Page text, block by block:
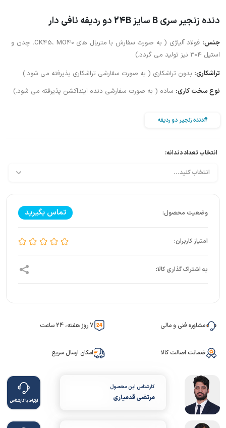
دنده زنجیر سری B سایز 24B دو ردیفه نافی دار
جنس:
فولاد آلیاژی ( به صورت سفارش با متریال های CK45، MO40، چدن و
استیل 304 نیز تولید می گردد.)
تراشکاری: بدون تراشکاری ( به صورت سفارشی تراشکاری پذیرفته می شود.)
نوع سخت کاری: ساده ( به صورت سفارشی دنده اینداکشن پذیرفته می شود.)
#دنده زنجیر دو ردیفه
انتخاب تعداد دندانه:
تماس بگیرید
مشاوره فنی و مالی 7 روز هفته، 24 ساعت
ضمانت اصالت کالا امکان ارسال سریع
کارشناس این محصول
مرتضی قدمیاری ارتباط با کارشناس